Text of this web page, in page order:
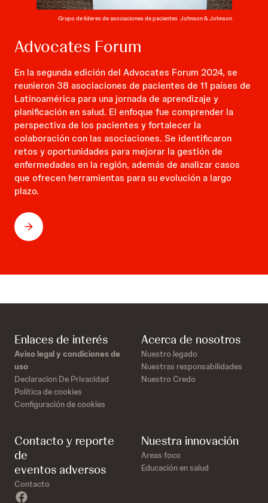
Advocates Forum
En la segunda edición del Advocates Forum 2024, se
reunieron 38 asociaciones de pacientes de 11 países de
Latinoamérica para una jornada de aprendizaje y
planificación en salud. El enfoque fue comprender la
perspectiva de los pacientes y fortalecer la
colaboración con las asociaciones. Se identificaron
retos y oportunidades para mejorar la gestión de
enfermedades en la región, además de analizar casos
que ofrecen herramientas para su evolución a largo
plazo.
Grupo de líderes de asociaciones de pacientes Johnson & Johnson
Acerca de nosotros
Nuestro legado
Nuestras responsabilidades
Nuestro Credo
Nuestra innovación
Areas foco
Educación en salud
Contacto y reporte
de
eventos adversos
Contacto
Enlaces de interés
Aviso legal y condiciones de
uso
Declaracion De Privacidad
Política de cookies
Configuración de cookies